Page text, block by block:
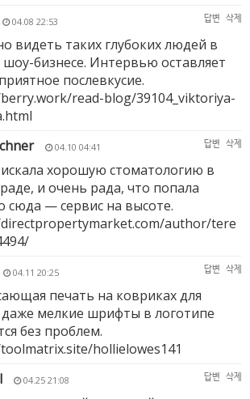
04.08 22:53 답변 삭제
видеть таких глубоких людей в
бизнесе. Интервью оставляет
послевкусие.
read-blog/39104_viktoriya-
04.10 04:41 답변 삭제
хорошую стоматологию в
и очень рада, что попала
сюда — сервис на высоте.
author/tere
04.11 20:25 답변 삭제
печать на ковриках для
мелкие шрифты в логотипе
без проблем.
hollielowes141
04.25 21:08 답변 삭제